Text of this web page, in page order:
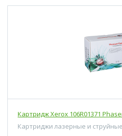
Картридж Xerox 106R01371
Картриджи лазерные и струйные